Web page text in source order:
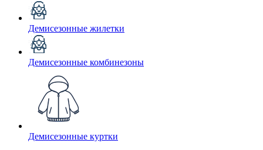
Демисезонные жилетки
Демисезонные комбинезоны
Демисезонные куртки